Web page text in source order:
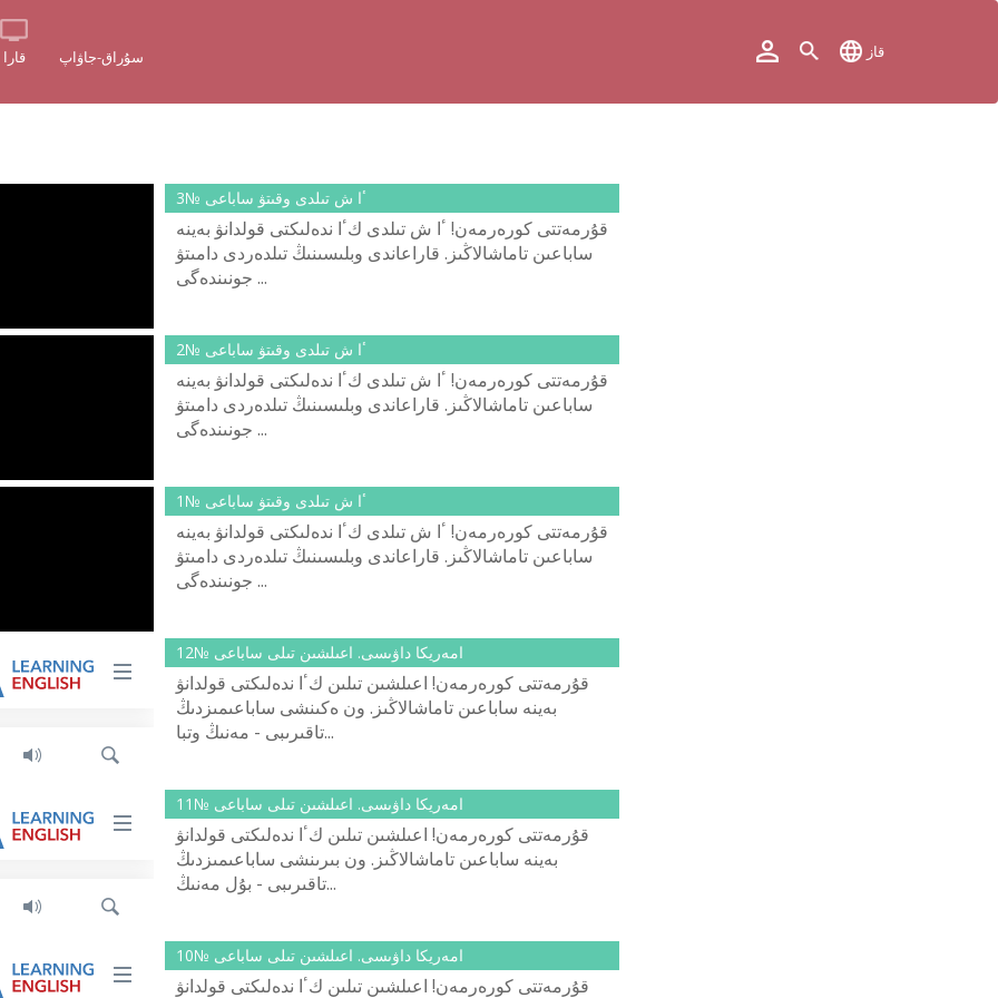
قارا سۇراق-جاۋاپ قاز
ٴا ش تىلدى وقىتۋ ساباعى №3
قۇرمەتتى كورەرمەن! ٴا ش تىلدى كٴا ندەلىكتى قولدانۋ بەينە
ساباعىن تاماشالاڭىز. قاراعاندى وبلىسىنىڭ تىلدەردى دامىتۋ
جونىندەگى ...
ٴا ش تىلدى وقىتۋ ساباعى №2
قۇرمەتتى كورەرمەن! ٴا ش تىلدى كٴا ندەلىكتى قولدانۋ بەينە
ساباعىن تاماشالاڭىز. قاراعاندى وبلىسىنىڭ تىلدەردى دامىتۋ
جونىندەگى ...
ٴا ش تىلدى وقىتۋ ساباعى №1
قۇرمەتتى كورەرمەن! ٴا ش تىلدى كٴا ندەلىكتى قولدانۋ بەينە
ساباعىن تاماشالاڭىز. قاراعاندى وبلىسىنىڭ تىلدەردى دامىتۋ
جونىندەگى ...
امەريكا داۋىسى. اعىلشىن تىلى ساباعى №12
قۇرمەتتى كورەرمەن! اعىلشىن تىلىن كٴا ندەلىكتى قولدانۋ
بەينە ساباعىن تاماشالاڭىز. ون ەكىنشى ساباعىمىزدىڭ
تاقىرىبى - مەنىڭ وتبا...
امەريكا داۋىسى. اعىلشىن تىلى ساباعى №11
قۇرمەتتى كورەرمەن! اعىلشىن تىلىن كٴا ندەلىكتى قولدانۋ
بەينە ساباعىن تاماشالاڭىز. ون بىرىنشى ساباعىمىزدىڭ
تاقىرىبى - بۇل مەنىڭ...
امەريكا داۋىسى. اعىلشىن تىلى ساباعى №10
قۇرمەتتى كورەرمەن! اعىلشىن تىلىن كٴا ندەلىكتى قولدانۋ